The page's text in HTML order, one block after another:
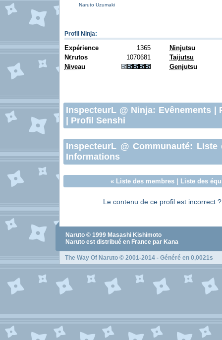
Naruto Uzumaki
Profil Ninja:
Expérience 1365
Ninjutsu
N€rutos 1070681
Taijutsu
Niveau
Genjutsu
InspecteurL @ Ninja: Evênements
Profil Senshi
InspecteurL @ Communauté: Liste
Informations
« Liste des membres| Liste des
Le contenu de ce profil est incorrect
Naruto © 1999 Masashi Kishimoto
Naruto est distribué en France par Kana
The Way Of Naruto © 2001-2014 - Généré en 0,0021s